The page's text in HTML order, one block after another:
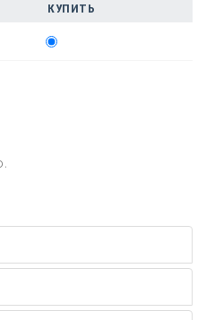
КУПИТЬ